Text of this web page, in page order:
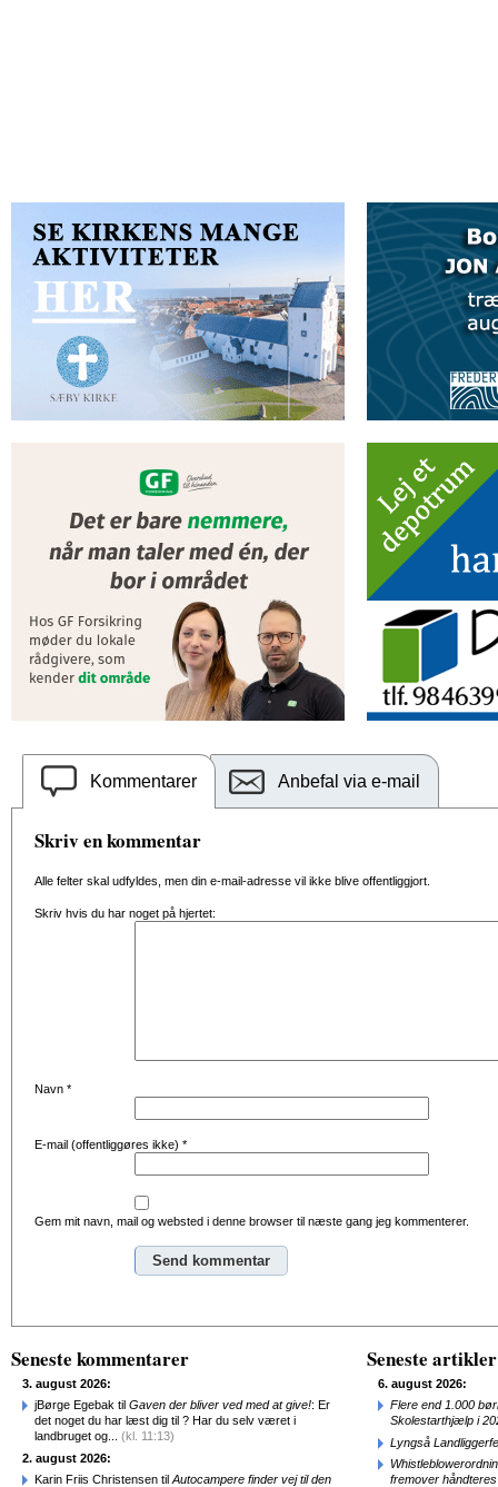
Kommentarer Anbefal via e-mail
Skriv en kommentar
Alle felter skal udfyldes, men din e-mail-adresse vil ikke blive offentliggjort.
Skriv hvis du har noget på hjertet:
Navn *
E-mail (offentliggøres ikke) *
Gem mit navn, mail og websted i denne browser til næste gang jeg kommenterer.
Seneste kommentarer
3. august 2026:
jBørge Egebak til Gaven der bliver ved med at give!: Er
det noget du har læst dig til ? Har du selv været i
landbruget og... (kl. 11:13)
2. august 2026:
Karin Friis Christensen til Autocampere finder vej til den
Seneste artikler
6. august 2026:
Flere end 1.000
Skolestarthjælp i
Lyngså
fremover